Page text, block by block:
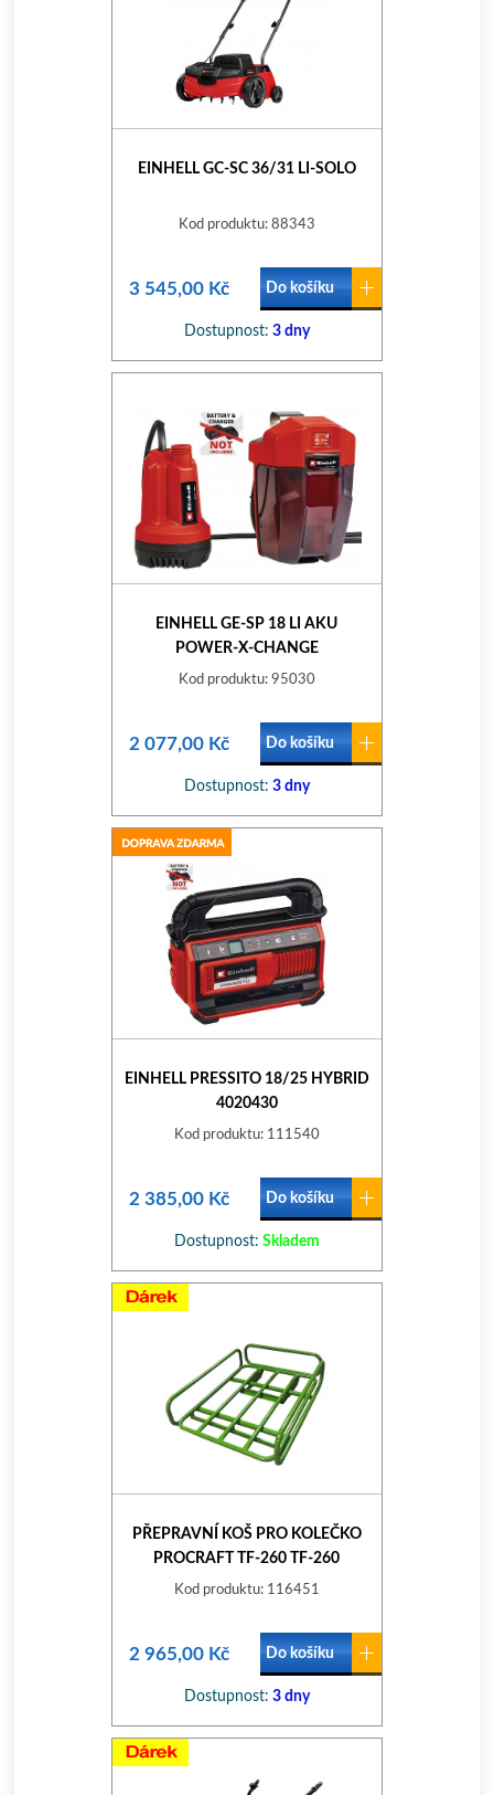
EINHELL GC-SC 36/31 LI-SOLO
Kod produktu: 88343
3 545,00 Kč Do košíku
Dostupnost: 3 dny
EINHELL GE-SP 18 LI AKU
POWER-X-CHANGE
Kod produktu: 95030
2 077,00 Kč Do košíku
Dostupnost: 3 dny
EINHELL PRESSITO 18/25 HYBRID
4020430
Kod produktu: 111540
2 385,00 Kč Do košíku
Dostupnost: Skladem
PŘEPRAVNÍ KOŠ PRO KOLEČKO
PROCRAFT TF-260 TF-260
Kod produktu: 116451
2 965,00 Kč Do košíku
Dostupnost: 3 dny